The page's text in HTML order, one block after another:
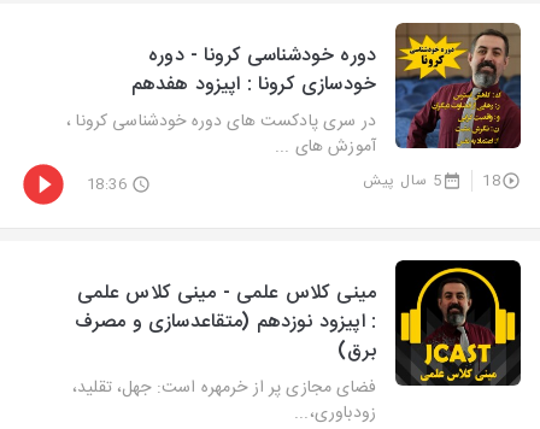
دوره خودشناسی کرونا - دوره
خودسازی کرونا : اپیزود هفدهم
در سری پادکست های دوره خودشناسی کرونا ،
آموزش های ...
18 5 سال پیش 18:36
مینی کلاس علمی - مینی کلاس علمی
: اپیزود نوزدهم (متقاعدسازی و مصرف
برق)
فضای مجازی پر از خرمهره است: جهل، تقلید،
زودباوری،...